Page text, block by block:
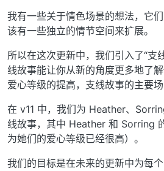
我有一些关于情色场景的想法，它
该有一些独立的情节空间来扩展。
所以在这次更新中，我们引入了“支
线故事能让你从新的角度更多地了
爱心等级的提高，支线故事的主要场
在 v11 中，我们为 Heather、
线故事，其中 Heather 和 Sorring
为她们的爱心等级已经很高）。
我们的目标是在未来的更新中为每